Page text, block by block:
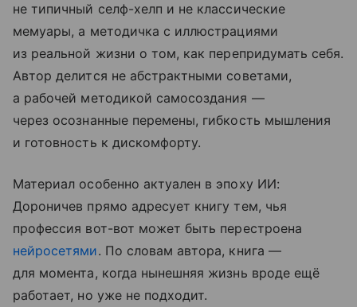
не типичный селф-хелп и не классические
мемуары, а методичка с иллюстрациями
из реальной жизни о том, как перепридумать себя.
Автор делится не абстрактными советами,
а рабочей методикой самосоздания —
через осознанные перемены, гибкость мышления
и готовность к дискомфорту.
Материал особенно актуален в эпоху ИИ:
Дороничев прямо адресует книгу тем, чья
профессия вот-вот может быть перестроена
нейросетями. По словам автора, книга —
для момента, когда нынешняя жизнь вроде ещё
работает, но уже не подходит.